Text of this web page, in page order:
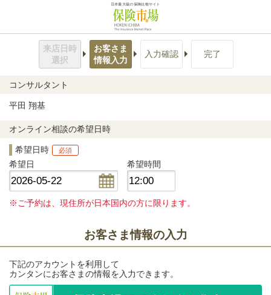
日本最大級の保険比較サイト
来店日時
選択
お客さま
情報入力
入力確認 完了
コンサルタント
平田 翔基
オンライン相談の希望日時
希望日時 必須
希望日 希望時間
※ご予約は、現住所が日本国内の方に限ります。
お客さま情報の入力
下記のアカウントを利用して
カンタンにお客さまの情報を入力できます。